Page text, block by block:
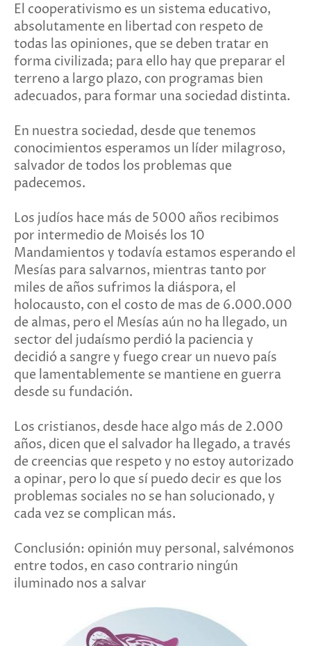
El cooperativismo es un sistema educativo,
absolutamente en libertad con respeto de
todas las opiniones, que se deben tratar en
forma civilizada; para ello hay que preparar el
terreno a largo plazo, con programas bien
adecuados, para formar una sociedad distinta.
En nuestra sociedad, desde que tenemos
conocimientos esperamos un líder milagroso,
salvador de todos los problemas que
padecemos.
Los judíos hace más de 5000 años recibimos
por intermedio de Moisés los 10
Mandamientos y todavía estamos esperando el
Mesías para salvarnos, mientras tanto por
miles de años sufrimos la diáspora, el
holocausto, con el costo de mas de 6.000.000
de almas, pero el Mesías aún no ha llegado, un
sector del judaísmo perdió la paciencia y
decidió a sangre y fuego crear un nuevo país
que lamentablemente se mantiene en guerra
desde su fundación.
Los cristianos, desde hace algo más de 2.000
años, dicen que el salvador ha llegado, a través
de creencias que respeto y no estoy autorizado
a opinar, pero lo que sí puedo decir es que los
problemas sociales no se han solucionado, y
cada vez se complican más.
Conclusión: opinión muy personal, salvémonos
entre todos, en caso contrario ningún
iluminado nos a salvar